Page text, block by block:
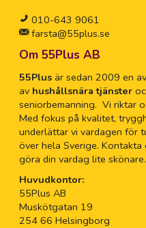
010-643 9061
farsta@55plus.se
Om 55Plus AB
55Plusär sedan 2009 en
av hushållsnära tjänster
seniorbemanning. Vi riktar
Med fokus på kvalitet,
underlättar vi vardagen för
över hela Sverige. Kontakta
göra din vardag lite skönare.
Huvudkontor:
55Plus AB
Muskötgatan 19
254 66 Helsingborg